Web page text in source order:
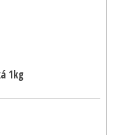
1kg